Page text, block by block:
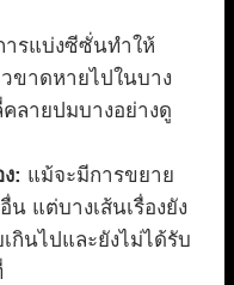
ารแบ่งซีซั่นทำให้
ขาดหายไปในบาง
ลายปมบางอย่างดู
: แม้จะมีการขยาย
น แต่บางเส้นเรื่องยัง
กินไปและยังไม่ได้รับ